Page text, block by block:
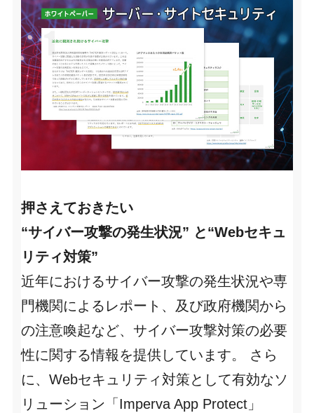
押さえておきたい
“サイバー攻撃の発生状況” と“Webセキュ
リティ対策”
近年におけるサイバー攻撃の発生状況や専
門機関によるレポート、及び政府機関から
の注意喚起など、サイバー攻撃対策の必要
性に関する情報を提供しています。 さら
に、Webセキュリティ対策として有効なソ
リューション「Imperva App Protect」